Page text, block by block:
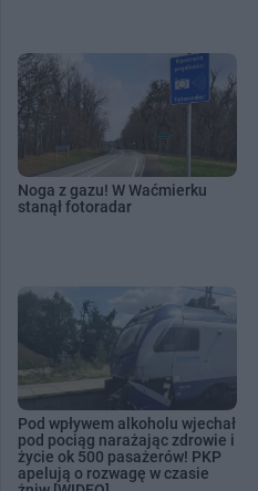
Noga z gazu! W Waćmierku
stanął fotoradar
Pod wpływem alkoholu wjechał
pod pociąg narażając zdrowie i
życie ok 500 pasażerów! PKP
apelują o rozwagę w czasie